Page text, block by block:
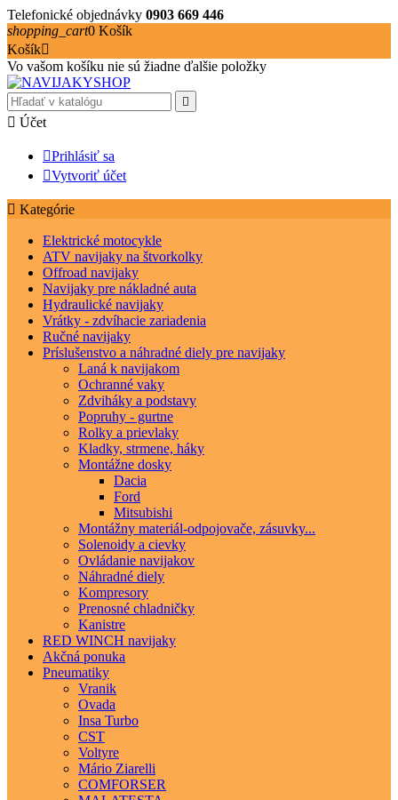
Telefonické objednávky 0903 669 446
shopping_cart0 Košík
Košík
Vo vašom košíku nie sú žiadne ďalšie položky

 Účet
Prihlásiť sa
Vytvoriť účet
 Kategórie
Elektrické motocykle
ATV navijaky na štvorkolky
Offroad navijaky
Navijaky pre nákladné auta
Hydraulické navijaky
Vrátky - zdvíhacie zariadenia
Ručné navijaky
Príslušenstvo a náhradné diely pre navijaky
Laná k navijakom
Ochranné vaky
Zdviháky a podstavy
Popruhy - gurtne
Rolky a prievlaky
Kladky, strmene, háky
Montážne dosky
Dacia
Ford
Mitsubishi
Montážny materiál-odpojovače, zásuvky...
Solenoidy a cievky
Ovládanie navijakov
Náhradné diely
Kompresory
Prenosné chladničky
Kanistre
RED WINCH navijaky
Akčná ponuka
Pneumatiky
Vranik
Ovada
Insa Turbo
CST
Voltyre
Mário Ziarelli
COMFORSER